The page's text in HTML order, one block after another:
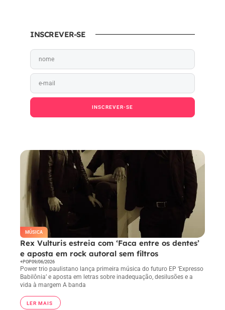
INSCREVER-SE
INSCREVER-SE
MÚSICA
Rex Vulturis estreia com ‘Faca entre os dentes’
e aposta em rock autoral sem filtros
+POP09/06/2026
Power trio paulistano lança primeira música do futuro EP ‘Expresso
Babilônia’ e aposta em letras sobre inadequação, desilusões e a
vida à margem A banda
LER MAIS